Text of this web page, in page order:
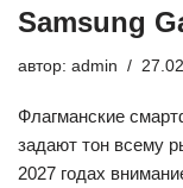
Samsung
автор: admin
Флагманские
задают тон всему
2027 годах